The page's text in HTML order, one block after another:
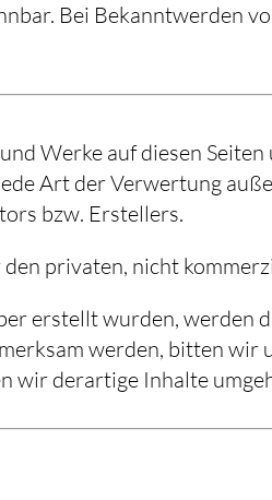
Bei Bekanntwerden
Werke auf diesen
Art der Verwertung
bzw. Erstellers.
privaten, nicht
erstellt wurden,
werden, bitten wir
wir derartige Inhalte